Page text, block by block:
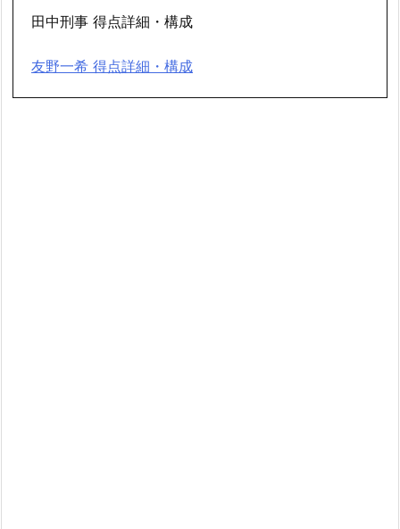
田中刑事 得点詳細・構成
友野一希 得点詳細・構成